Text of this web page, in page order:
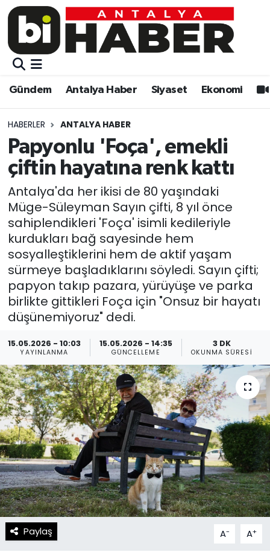
Gündem Antalya Haber Siyaset Ekonomi
HABERLER ANTALYA HABER
Papyonlu 'Foça', emekli
çiftin hayatına renk kattı
Antalya'da her ikisi de 80 yaşındaki
Müge-Süleyman Sayın çifti, 8 yıl önce
sahiplendikleri 'Foça' isimli kedileriyle
kurdukları bağ sayesinde hem
sosyalleştiklerini hem de aktif yaşam
sürmeye başladıklarını söyledi. Sayın çifti;
papyon takıp pazara, yürüyüşe ve parka
birlikte gittikleri Foça için "Onsuz bir hayatı
düşünemiyoruz" dedi.
15.05.2026 - 10:03
YAYINLANMA
15.05.2026 - 14:35
GÜNCELLEME
3 DK
OKUNMA SÜRESI
Paylaş A- A+
Gündem
Siyaset
Ekonomi
Video
Eğitim
Kültür-sanat
Sağlık
Spor
Teknoloji
Resmi İlanlar
Gündem
Siyaset
Ekonomi
Kültür-sanat
Sağlık
Spor
Teknoloji
Yaşam
Künye
Gizlilik Sözleşmesi
İletişim
Muratpaşa Nöbetçi Eczaneler
Muratpaşa Trafik Yoğunluk Haritası
Süper Lig Puan Durumu ve Fikstür
Tüm Manşetler
Son Dakika Haberleri
Haber Arşivi